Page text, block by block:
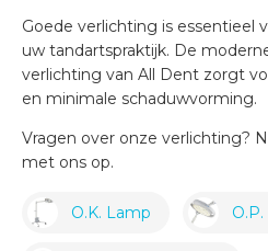
Goede verlichting is essentieel
uw tandartspraktijk. De
verlichting van All Dent zorgt
en minimale schaduwvorming.
Vragen over onze verlichting?
met ons op.
O.K. Lamp